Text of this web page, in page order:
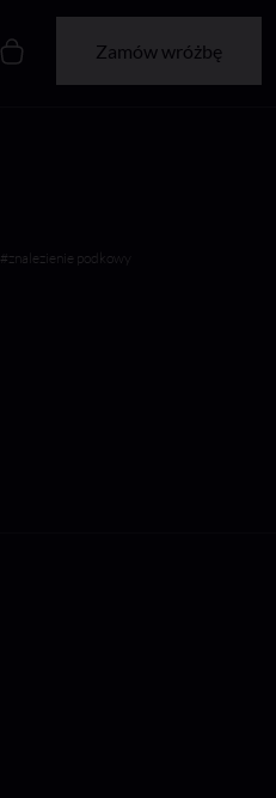
Zamów wróżbę
#znalezienie podkowy